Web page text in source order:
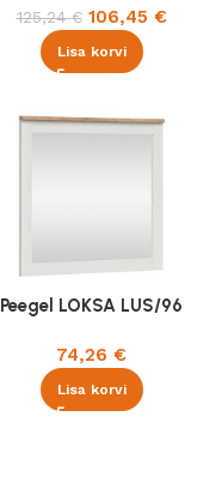
125,24€ 106,45 €
Lisa korvi
Peegel LOKSA LUS/96
74,26 €
Lisa korvi